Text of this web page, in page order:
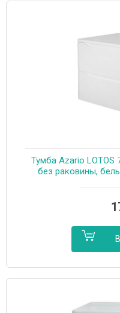
Тумба Azario LOTOS
без раковины,